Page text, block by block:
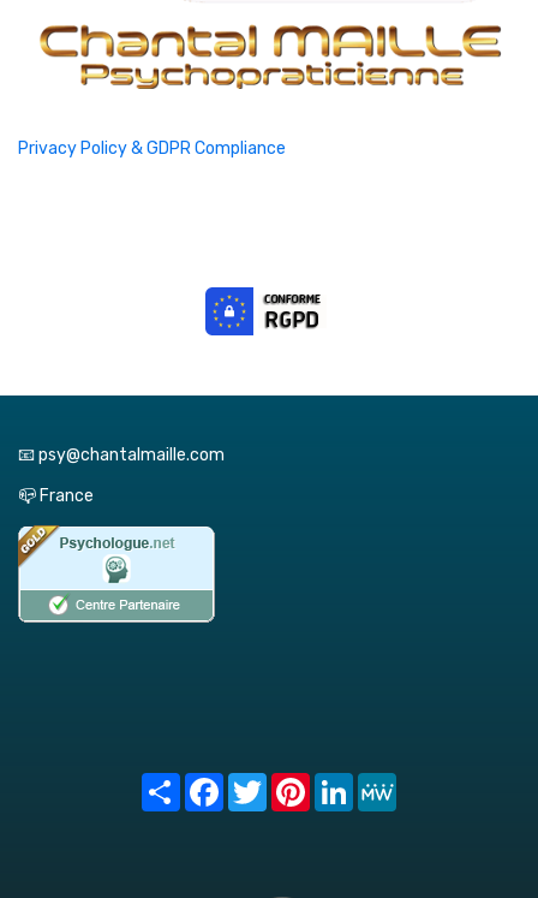
Privacy Policy & GDPR Compliance
📧 psy@chantalmaille.com
📪 France
Share FacebookTwitterPinterest
LinkedIn